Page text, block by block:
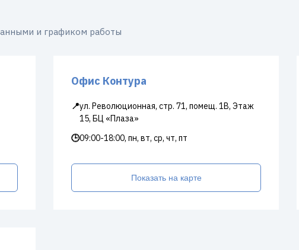
и графиком работы
Офис Контура
📍ул. Революционная, стр. 71, помещ. 1В, Этаж
15, БЦ «Плаза»
🕒09:00-18:00, пн, вт, ср, чт, пт
Показать на карте